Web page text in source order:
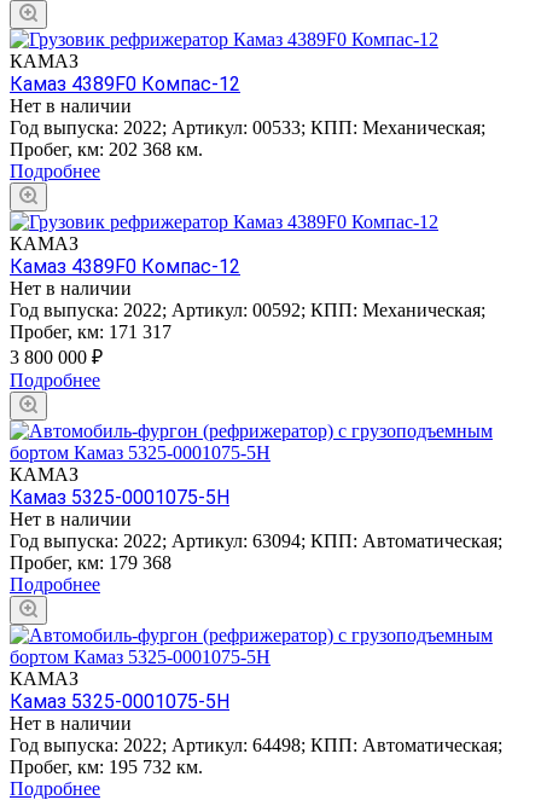
КАМАЗ
Камаз 4389F0 Компас-12
Нет в наличии
Год выпуска: 2022; Артикул: 00533; КПП: Механическая;
Пробег, км: 202 368 км.
Подробнее
КАМАЗ
Камаз 4389F0 Компас-12
Нет в наличии
Год выпуска: 2022; Артикул: 00592; КПП: Механическая;
Пробег, км: 171 317
3 800 000 ₽
Подробнее
КАМАЗ
Камаз 5325-0001075-5H
Нет в наличии
Год выпуска: 2022; Артикул: 63094; КПП: Автоматическая;
Пробег, км: 179 368
Подробнее
КАМАЗ
Камаз 5325-0001075-5H
Нет в наличии
Год выпуска: 2022; Артикул: 64498; КПП: Автоматическая;
Пробег, км: 195 732 км.
Подробнее